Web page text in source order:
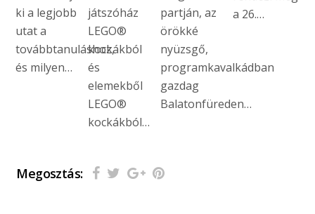
ki a legjobb
utat a
továbbtanuláshoz,
és milyen…
játszóház
LEGO®
kockákból
és
elemekből
LEGO®
kockákból…
partján, az
örökké
nyüzsgő,
programkavalkádban
gazdag
Balatonfüreden…
a 26.…
Megosztás: